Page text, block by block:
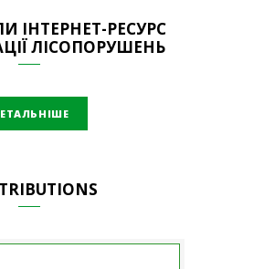
ІНТЕРНЕТ-РЕСУРС
ЛІСОПОРУШЕНЬ